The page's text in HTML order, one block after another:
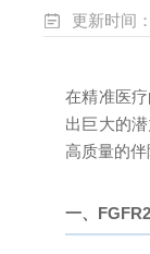
更新时间
在精准医
出巨大的
高质量的伴
一、